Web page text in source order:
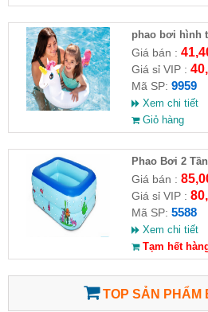
phao bơi hình
Giá bán :
Giá sỉ VIP :
Mã SP: 9959
Xem chi tiết
Giỏ hàng
Phao Bơi 2
Giá bán :
Giá sỉ VIP :
Mã SP: 5588
Xem chi tiết
Tạm hết
TOP SẢN PHẨM